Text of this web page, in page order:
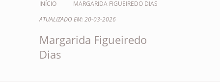
INÍCIO
MARGARIDA FIGUEIREDO DIAS
ATUALIZADO EM: 20-03-2026
Margarida Figueiredo
Dias